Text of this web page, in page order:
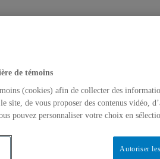
de témoins
(cookies) afin de collecter des
site, de vous proposer des contenus vidéo,
pouvez personnaliser votre choix en
Autoriser